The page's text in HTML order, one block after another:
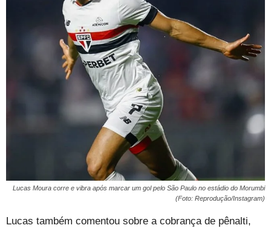
Lucas Moura corre e vibra após marcar um gol pelo São Paulo no estádio do Morumbi
(Foto: Reprodução/Instagram)
Lucas também comentou sobre a cobrança de pênalti,